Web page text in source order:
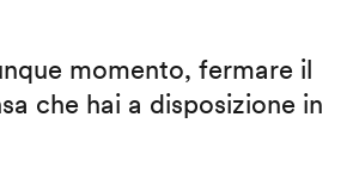
momento, fermare il
che hai a disposizione in